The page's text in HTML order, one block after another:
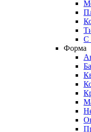
С
Форма